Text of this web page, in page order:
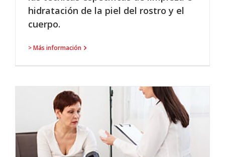
hidratación de la piel del rostro y el
cuerpo.
> Más información